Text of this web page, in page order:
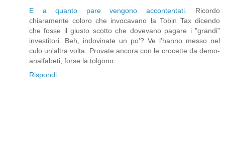
E a quanto pare vengono accontentati. Ricordo
chiaramente coloro che invocavano la Tobin Tax dicendo
che fosse il giusto scotto che dovevano pagare i "grandi"
investitori. Beh, indovinate un po'? Ve l'hanno messo nel
culo un'altra volta. Provate ancora con le crocette da demo-
analfabeti, forse la tolgono.
Rispondi